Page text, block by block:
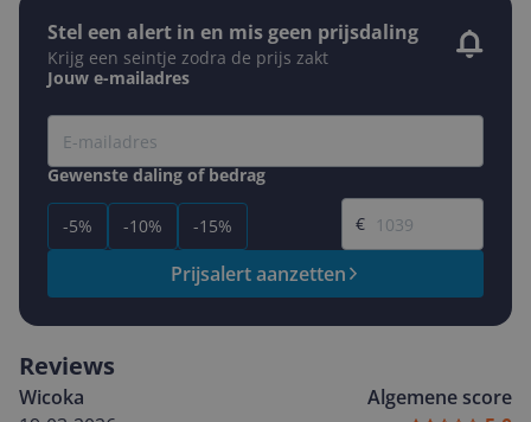
Stel een alert in en mis geen prijsdaling
Krijg een seintje zodra de prijs zakt
Jouw e-mailadres
Gewenste daling of bedrag
-5% -10% -15%
Gewenste prijs
€
Prijsalert aanzetten
Reviews
Wicoka
Algemene score